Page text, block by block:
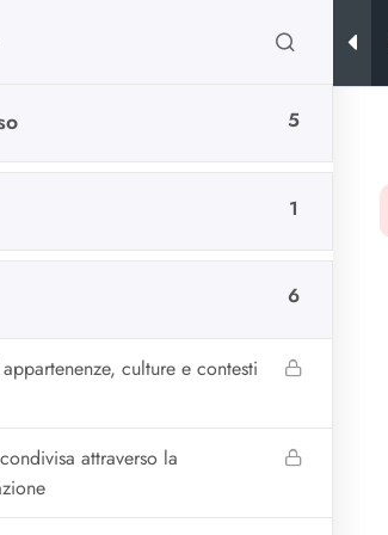
di alta
25 anni formiamo chi lavora
5
1
6
culture e contesti
attraverso la